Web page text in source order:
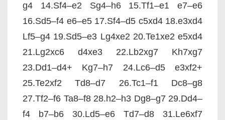
g4 14.Sf4–e2 Sg4–h6 15.Tf1–e1 e7–e6
16.Sd5–f4 e6–e5 17.Sf4–d5 c5xd4 18.e3xd4
Lf5–g4 19.Sd5–e3 Lg4xe2 20.Te1xe2 e5xd4
21.Lg2xc6 d4xe3 22.Lb2xg7 Kh7xg7
23.Dd1–d4+ Kg7–h7 24.Lc6–d5 e3xf2+
25.Te2xf2 Td8–d7 26.Tc1–f1 Dc8–g8
27.Tf2–f6 Ta8–f8 28.h2–h3 Dg8–g7 29.Dd4–
f4 b7–b6 30.Ld5–e6 Td7–d8 31.Le6xf7